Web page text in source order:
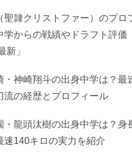
聖隷クリストファー）のプロ
学からの戦績やドラフト評価
新」
・神崎翔斗の出身中学は？最
流の経歴とプロフィール
・龍頭汰樹の出身中学は？身
速140キロの実力を紹介